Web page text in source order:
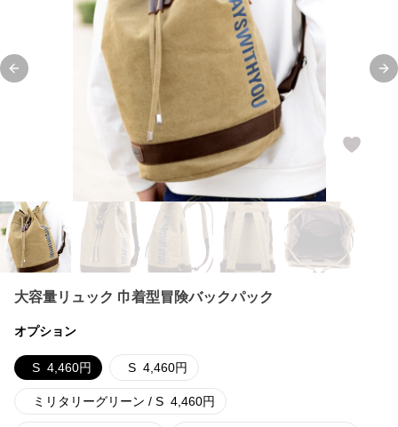
Previous slide
大容量リュック 巾着型冒険バックパック
オプション
S 4,460円 S 4,460円
ミリタリーグリーン / S 4,460円